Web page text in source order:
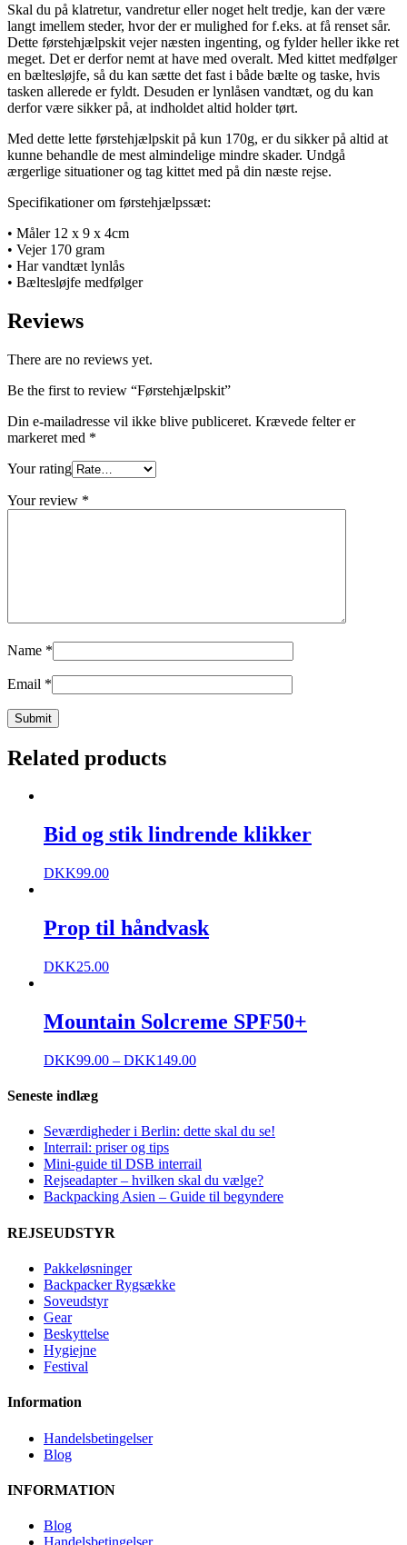
Skal du på klatretur, vandretur eller noget helt tredje, kan der være
langt imellem steder, hvor der er mulighed for f.eks. at få renset sår.
Dette førstehjælpskit vejer næsten ingenting, og fylder heller ikke ret
meget. Det er derfor nemt at have med overalt. Med kittet medfølger
en bæltesløjfe, så du kan sætte det fast i både bælte og taske, hvis
tasken allerede er fyldt. Desuden er lynlåsen vandtæt, og du kan
derfor være sikker på, at indholdet altid holder tørt.
Med dette lette førstehjælpskit på kun 170g, er du sikker på altid at
kunne behandle de mest almindelige mindre skader. Undgå
ærgerlige situationer og tag kittet med på din næste rejse.
Specifikationer om førstehjælpssæt:
• Måler 12 x 9 x 4cm
• Vejer 170 gram
• Har vandtæt lynlås
• Bæltesløjfe medfølger
Reviews
There are no reviews yet.
Be the first to review “Førstehjælpskit”
Din e-mailadresse vil ikke blive publiceret. Krævede felter er
markeret med *
Your rating
Your review *
Name *
Email *
Related products
Bid og stik lindrende klikker
DKK99.00
Prop til håndvask
DKK25.00
Mountain Solcreme SPF50+
DKK99.00 – DKK149.00
Seneste indlæg
Seværdigheder i Berlin: dette skal du se!
Interrail: priser og tips
Mini-guide til DSB interrail
Rejseadapter – hvilken skal du vælge?
Backpacking Asien – Guide til begyndere
REJSEUDSTYR
Pakkeløsninger
Backpacker Rygsække
Soveudstyr
Gear
Beskyttelse
Hygiejne
Festival
Information
Handelsbetingelser
Blog
INFORMATION
Blog
Handelsbetingelser